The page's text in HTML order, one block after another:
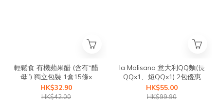
輕鬆食 有機蘋果醋 (含有“醋
母”) 獨立包裝 1盒15條x
15ml (best before
31/10/2026)
HK$32.90
HK$42.00
la Molisana 意大利QQ麵(長
QQx1、短QQx1) 2包優惠
HK$55.00
HK$99.90